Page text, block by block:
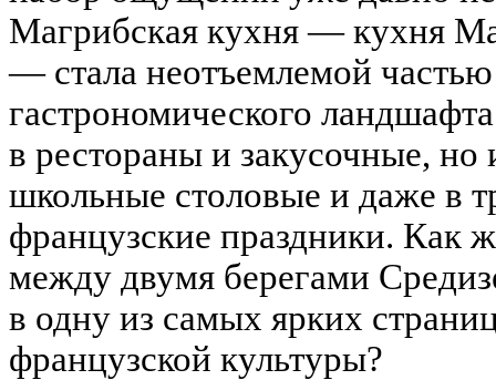
Магрибская кухня — кухня
— стала неотъемлемой
гастрономического
в рестораны и закусочные,
школьные столовые и даже в
французские праздники. Как
между двумя берегами
в одну из самых ярких
французской культуры?